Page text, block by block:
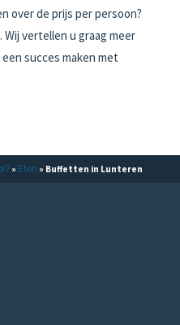
over de prijs per persoon?
Wij vertellen u graag meer
succes maken met
» Eten » Buffetten in Lunteren